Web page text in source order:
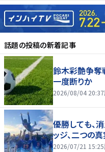
話題の投稿の新着記事
鈴木彩艶争奪
一度断りか
2026/08/04 20:37
優勝しても、
ッジ、二つの真
2026/07/21 15:25